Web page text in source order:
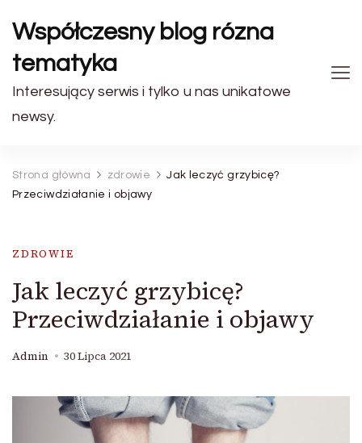
Współczesny blog rózna
tematyka
Interesujący serwis i tylko u nas unikatowe
newsy.
Strona główna zdrowie
Jak leczyć grzybicę?
Przeciwdziałanie i objawy
ZDROWIE
Jak leczyć grzybicę?
Przeciwdziałanie i objawy
Admin 30 Lipca 2021